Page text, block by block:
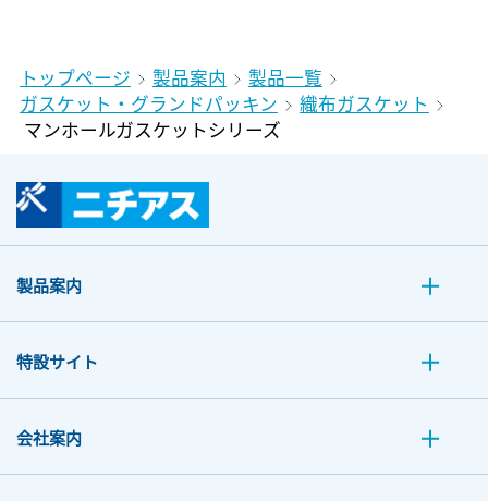
トップページ 製品案内
製品一覧
ガスケット・グランドパッキン
織布ガスケット
マンホールガスケットシリーズ
製品案内
特設サイト
会社案内